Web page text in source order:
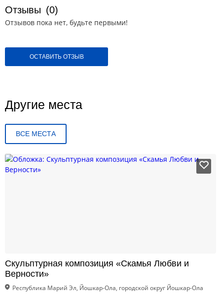
Отзывы (0)
Отзывов пока нет, будьте первыми!
ОСТАВИТЬ ОТЗЫВ
Другие места
ВСЕ МЕСТА
Скульптурная композиция «Скамья Любви и
Верности»
Республика Марий Эл, Йошкар-Ола, городской округ Йошкар-Ола